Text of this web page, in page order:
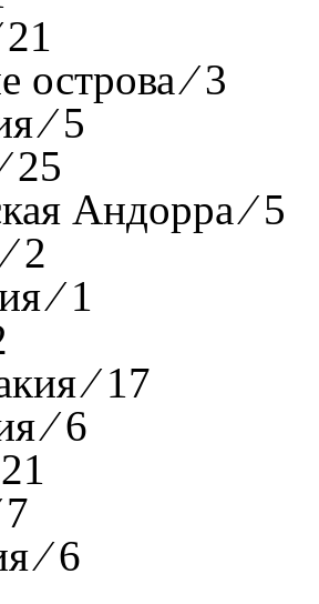
острова ⁄ 3
⁄ 5
25
Андорра ⁄ 5
2
⁄ 1
⁄ 17
⁄ 6
⁄ 6